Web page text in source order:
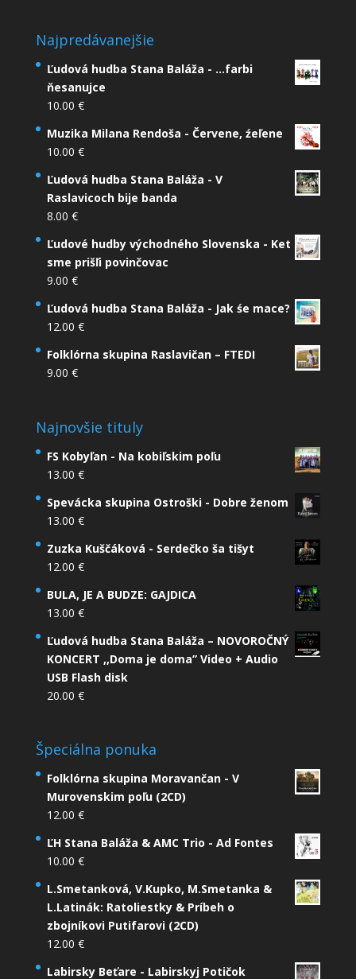
Najpredávanejšie
Ľudová hudba Stana Baláža - ...farbi
ňesanujce
10.00 €
Muzika Milana Rendoša - Červene, źeľene
10.00 €
Ľudová hudba Stana Baláža - V
Raslavicoch bije banda
8.00 €
Ľudové hudby východného Slovenska - Ket
sme prišľi povinčovac
9.00 €
Ľudová hudba Stana Baláža - Jak śe mace?
12.00 €
Folklórna skupina Raslavičan – FTEDI
9.00 €
Najnovšie tituly
FS Kobyľan - Na kobiľskim poľu
13.00 €
Spevácka skupina Ostroški - Dobre ženom
13.00 €
Zuzka Kuščáková - Serdečko ša tišyt
12.00 €
BULA, JE A BUDZE: GAJDICA
13.00 €
Ľudová hudba Stana Baláža – NOVOROČNÝ
KONCERT ,,Doma je doma” Video + Audio
USB Flash disk
20.00 €
Špeciálna ponuka
Folklórna skupina Moravančan - V
Murovenskim poľu (2CD)
12.00 €
ĽH Stana Baláža & AMC Trio - Ad Fontes
10.00 €
L.Smetanková, V.Kupko, M.Smetanka &
L.Latinák: Ratoliestky & Príbeh o
zbojníkovi Putifarovi (2CD)
12.00 €
Labirsky Beťare - Labirskyj Potičok